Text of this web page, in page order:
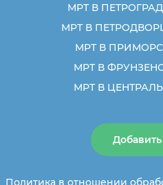
МРТ В
МРТ В
МРТ В
МРТ В
МРТ В
Политика в отношении